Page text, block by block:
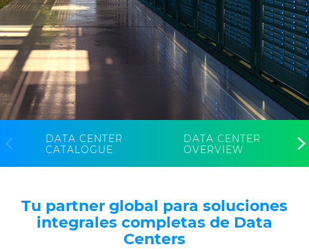
Media
Buscador Dop
People & Careers
Contáctanos
Web Global
PRYSMIAN CLUB
3D
DATA CENTER
CATALOGUE
DATA CENTER
OVERVIEW
Tu partner global para soluciones
integrales completas de Data
Centers